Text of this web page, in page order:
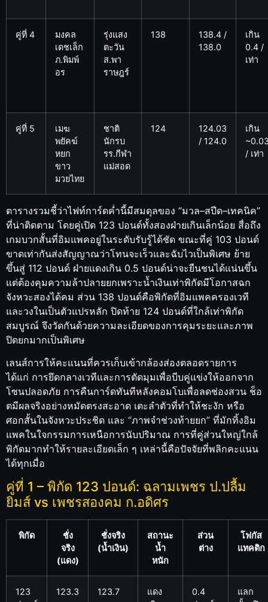
คู่ที่ 4
มงคล
เดชเล็ก
ภ.พิมพ์
อร
รุ่งแสง
ตะวัน
ส.พา
ราษฎร์
138
138.4 /
138.0
เกิน
0.4 /
เท่า
คู่ที่ 5
เมฆ
พยัคฆ์
หยก
ขาว
มวยไทย
ชาติ
นักรบ
รร.กีฬา
แม่สอด
124
124.03
/ 124.0
เกิน
/ เท่า
ตารางรวมชี้ว่าไฟท์การ์ดค่ำนี้มีสมดุลของ “มวล–สปีด–เทคนิค”
ที่น่าติดตาม โดยคู่เปิด 123 ปอนด์ทั้งสองฝ่ายเกินเล็กน้อย สื่อถึง
เกมบวกสั้นที่อิมแพคอยู่ในระดับรับรู้ได้ชัด ขณะที่คู่ 103 ปอนด์
ขาดเท่ากันส่งสัญญาณว่าโทนจะเร็วและฉับไวเป็นพิเศษ ย้าย
ขึ้นสู่ 112 ปอนด์ ฝ่ายแดงเกิน 0.5 ปอนด์น่าจะยืนชนได้แน่นขึ้น
แต่ต้องคุมความล้าปลายยกเพราะน้ำเงินเท่าพิกัดมีโอกาสฉก
จังหวะสองได้คม ส่วน 138 ปอนด์คือพิกัดที่อิมแพคครองเวที
และวงในเป็นตัวแปรหลัก ปิดท้าย 124 ปอนด์ที่ใกล้เท่าพิกัด
สมบูรณ์ จึงวัดกันด้วยความละเอียดของการคุมระยะและภาพ
ปิดยกมากเป็นพิเศษ
เลนส์การให้คะแนนที่ควรเก็บเข้ากล้องส่องตลอดรายการ
ได้แก่ การยึดกลางเวทีและการตัดมุมเพื่อบีบคู่แข่งให้ออกจาก
โซนปลอดภัย การคืนการ์ดทันทีหลังคอมโบเพื่อลดช่องสวน ช็อ
ตมีผลจริงอย่างหมัดตรงสะอาด เตะลำตัวที่ทำให้ชะงัก หรือ
ศอกสั้นในจังหวะประชิด และ “ภาพจำช่วงท้ายยก” ที่มักทิ้งอิม
แพคในใจกรรมการเหนือการนับปริมาณ การที่คู่ส่วนใหญ่ใกล้
พิกัดมากทำให้รายละเอียดเล็ก ๆ เหล่านี้คือปัจจัยที่พลิกคะแนน
ได้ทุกเมื่อ
คู่ที่ 1 – พิกัด 123 ปอนด์: ฉลามเพชร ป.ปลื้ม
ยิมส์ vs เพชรสองคม ก.อดิศร
พิกัด
ชั่ง
จริง
(แดง)
ชั่งจริง
(น้ำเงิน)
สถานะ
น้ำ
หนัก
ส่วน
ต่าง
โฟกัส
แทคติก
123
123.3 123.7
แดง
0.4
แลก